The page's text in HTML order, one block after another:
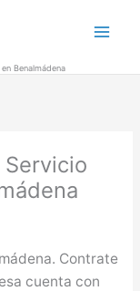
Benalmádena
Contrate
cuenta con